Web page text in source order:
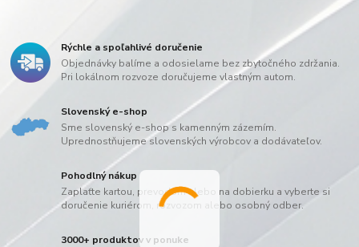
Rýchle a spoľahlivé doručenie
Objednávky balíme a odosielame bez zbytočného zdržania.
Pri lokálnom rozvoze doručujeme vlastným autom.
Slovenský e-shop
Sme slovenský e-shop s kamenným zázemím.
Uprednostňujeme slovenských výrobcov a dodávateľov.
Pohodlný nákup
Zaplaťte kartou, prevodom alebo na dobierku a vyberte si
doručenie kuriérom, rozvozom alebo osobný odber.
3000+ produktov v ponuke